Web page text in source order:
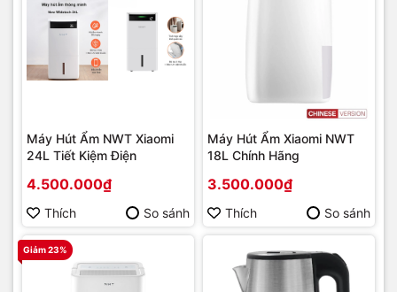
Máy Hút Ẩm NWT Xiaomi
24L Tiết Kiệm Điện
4.500.000₫
Thích So sánh
Máy Hút Ẩm Xiaomi NWT
18L Chính Hãng
3.500.000₫
Thích So sánh
Giảm 23%